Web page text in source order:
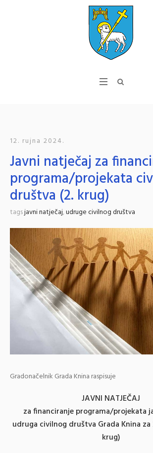
12. rujna 2024.
Javni natječaj za
programa/projekata
društva (2. krug)
tagsjavni natječaj,udruge civilnog društva
Gradonačelnik Grada Knina raspisuje
JAVNI NATJEČAJ
za financiranje programa/projekata
udruga civilnog društva Grada Knina
krug)